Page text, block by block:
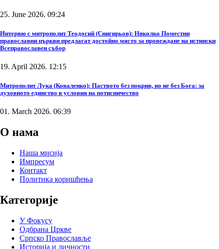
25. June 2026. 09:24
Интервю с митрополит Теодосий (Снигирьов): Няколко Поместни
православни църкви предлагат достойно място за провеждане на истински
Всеправославен събор
19. April 2026. 12:15
Митрополит Лука (Коваленко): Паството без покрив, но не без Бога: за
духовното единство в условия на потисничество
01. March 2026. 06:39
О нама
Наша мисија
Импресум
Контакт
Политика коришћења
Категорије
У Фокусу
Одбрана Цркве
Српско Православље
Историја и личности